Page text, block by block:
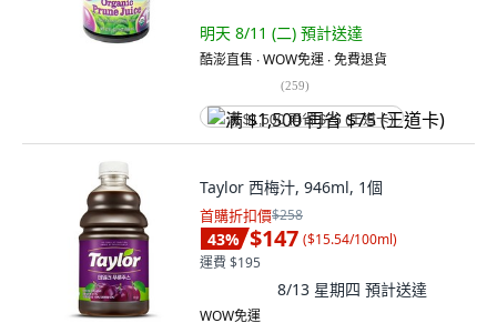
明天 8/11 (二) 預計送達
酷澎直售 ∙ WOW免運 ∙ 免費退貨
(259)
满 $1,500 再省 $75 (王道卡)
Taylor 西梅汁, 946ml, 1個
首購折扣價$258
43% $147 ($15.54/100ml)
運費 $195
8/13 星期四 預計送達
WOW免運